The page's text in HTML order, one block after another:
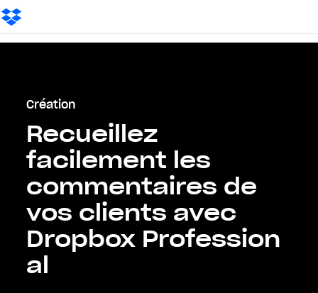
Création
Recueillez
facilement les
commentaires de
vos clients avec
Dropbox Profession
al